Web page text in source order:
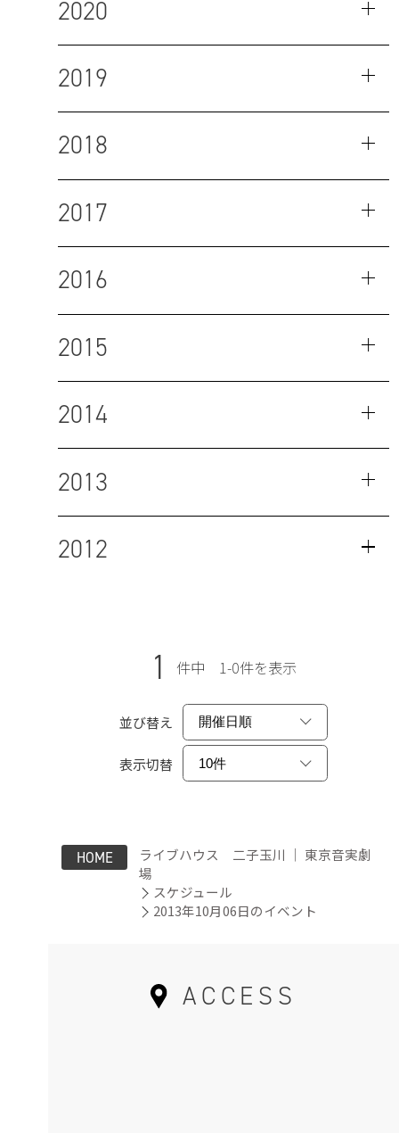
2020
2019
2018
2017
2016
2015
2014
2013
2012
1 件中 1-0件を表示
並び替え
表示切替
HOME
ライブハウス 二子玉川 ｜ 東京音実劇
場
スケジュール
2013年10月06日のイベント
ACCESS